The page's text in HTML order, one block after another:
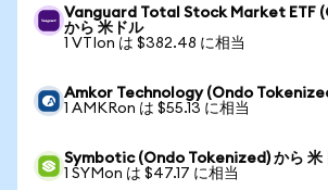
Vanguard Total Stock Market ETF
から 米ドル
1 VTIon は $382.48 に相当
Amkor Technology (Ondo
1 AMKRon は $55.13 に相当
Symbotic (Ondo Tokenized) から 米
1 SYMon は $47.17 に相当